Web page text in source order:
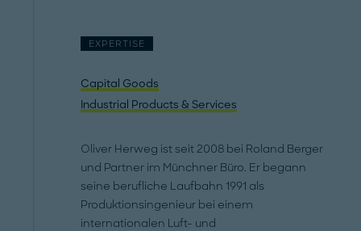
EXPERTISE
Capital Goods
Industrial Products & Services
Oliver Herweg ist seit 2008 bei Roland Berger
und Partner im Münchner Büro. Er begann
seine berufliche Laufbahn 1991 als
Produktionsingenieur bei einem
internationalen Luft- und